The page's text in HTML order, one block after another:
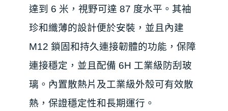
達到 6 米，視野可達 87 度水平。其袖
珍和纖薄的設計便於安裝，並且內建
M12 鎖 固和持久連接韌體的功能 ，保障
連接穩定， 並且配備 6H 工業級防刮玻
璃。內置散熱片及工業級外殼可有效散
熱，保證穩定性和長期運行。